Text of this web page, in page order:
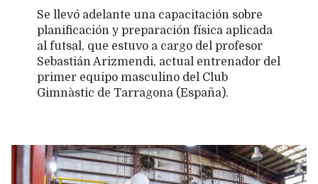
Se llevó adelante una capacitación sobre
planificación y preparación física aplicada
al futsal, que estuvo a cargo del profesor
Sebastián Arizmendi, actual entrenador del
primer equipo masculino del Club
Gimnàstic de Tarragona (España).